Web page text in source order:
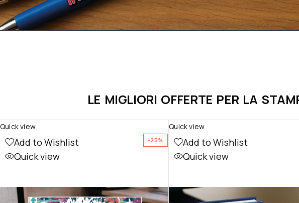
LE MIGLIORI OFFERTE PER LA
-25%
Add to Wishlist
Quick view
Quick view
Add to Wishlist
Quick view
Quick view